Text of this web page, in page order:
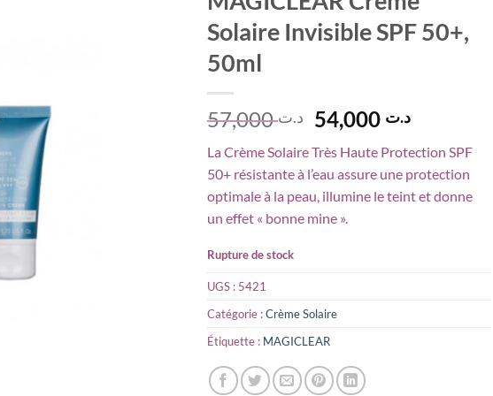
Solaire Invisible SPF 50+,
50ml
د.ت57,000
Le
prix
initial
était :
د.ت 57,000.
د.تLe
actuel
est :
La Crème Solaire Très Haute Protection SPF
50+ résistante à l’eau assure une protection
optimale à la peau, illumine le teint et donne
un effet « bonne mine ».
Rupture de stock
UGS : 5421
Catégorie :Crème Solaire
Étiquette : MAGICLEAR